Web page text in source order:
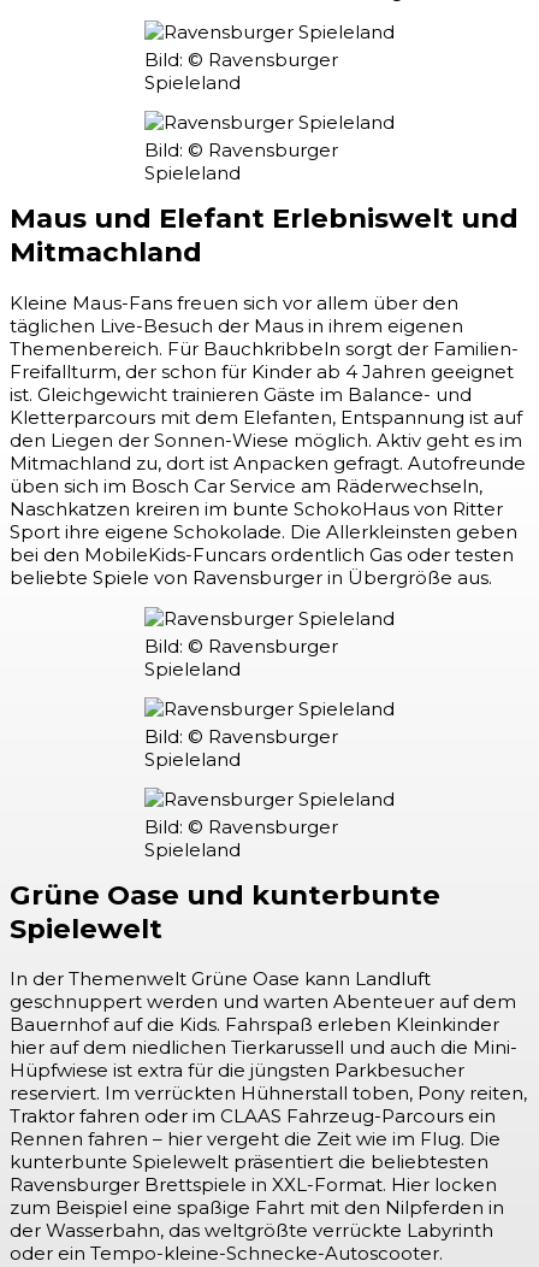
Bild: © Ravensburger
Spieleland
Bild: © Ravensburger
Spieleland
Maus und Elefant Erlebniswelt und
Mitmachland
Kleine Maus-Fans freuen sich vor allem über den
täglichen Live-Besuch der Maus in ihrem eigenen
Themenbereich. Für Bauchkribbeln sorgt der Familien-
Freifallturm, der schon für Kinder ab 4 Jahren geeignet
ist. Gleichgewicht trainieren Gäste im Balance- und
Kletterparcours mit dem Elefanten, Entspannung ist auf
den Liegen der Sonnen-Wiese möglich. Aktiv geht es im
Mitmachland zu, dort ist Anpacken gefragt. Autofreunde
üben sich im Bosch Car Service am Räderwechseln,
Naschkatzen kreiren im bunte SchokoHaus von Ritter
Sport ihre eigene Schokolade. Die Allerkleinsten geben
bei den MobileKids-Funcars ordentlich Gas oder testen
beliebte Spiele von Ravensburger in Übergröße aus.
Bild: © Ravensburger
Spieleland
Bild: © Ravensburger
Spieleland
Bild: © Ravensburger
Spieleland
Grüne Oase und kunterbunte
Spielewelt
In der Themenwelt Grüne Oase kann Landluft
geschnuppert werden und warten Abenteuer auf dem
Bauernhof auf die Kids. Fahrspaß erleben Kleinkinder
hier auf dem niedlichen Tierkarussell und auch die Mini-
Hüpfwiese ist extra für die jüngsten Parkbesucher
reserviert. Im verrückten Hühnerstall toben, Pony reiten,
Traktor fahren oder im CLAAS Fahrzeug-Parcours ein
Rennen fahren – hier vergeht die Zeit wie im Flug. Die
kunterbunte Spielewelt präsentiert die beliebtesten
Ravensburger Brettspiele in XXL-Format. Hier locken
zum Beispiel eine spaßige Fahrt mit den Nilpferden in
der Wasserbahn, das weltgrößte verrückte Labyrinth
oder ein Tempo-kleine-Schnecke-Autoscooter.